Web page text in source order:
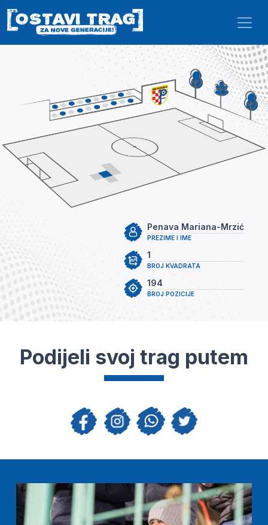
Skip to main content
PREZIME I IME
Penava Mariana-Mrzić
BROJ KVADRATA
1
BROJ POZICIJE
194
Podijeli svoj trag putem